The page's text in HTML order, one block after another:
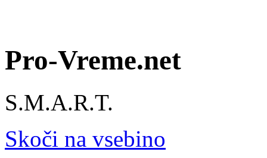
Pro-Vreme.net
S.M.A.R.T.
Skoči na vsebino